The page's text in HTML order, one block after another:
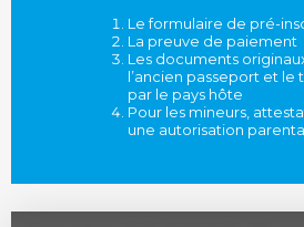
Le formulaire de pré-
La preuve de paiement
Les documents
l’ancien passeport et
par le pays hôte
Pour les mineurs,
une autorisation